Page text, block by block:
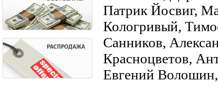
Патрик Йосвиг,
Кологривый,
Санников,
Красноцветов,
Евгений